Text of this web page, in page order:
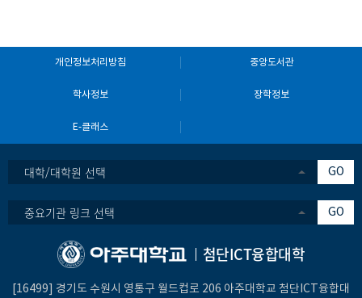
개인정보처리방침 중앙도서관
학사정보 장학정보
E-클래스
대학/대학원 선택 GO
중요기관 링크 선택 GO
첨단ICT융합대학
[16499] 경기도 수원시 영통구 월드컵로 206 아주대학교 첨단ICT융합대